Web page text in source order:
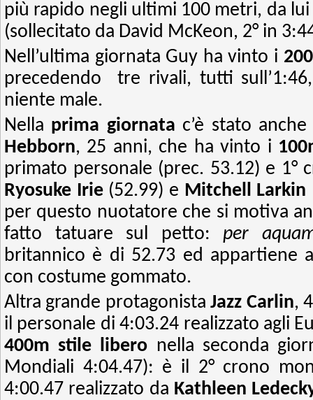
più rapido negli ultimi 100 metri, da
(sollecitato da David McKeon, 2° in
Nell’ultima giornata Guy ha vinto i
precedendo tre rivali, tutti
niente male.
Nella prima giornata c’è stato
Hebborn, 25 anni, che ha vinto i
primato personale (prec. 53.12) e 1°
Ryosuke Irie(52.99) e Mitchell Larkin
per questo nuotatore che si motiva
fatto tatuare sul petto: per
britannico è di 52.73 ed appartiene
con costume gommato.
Altra grande protagonistaJazz Carlin,
il personale di 4:03.24 realizzato agli
400m stile libero nella seconda
Mondiali 4:04.47): è il 2° crono
4:00.47 realizzato da Kathleen